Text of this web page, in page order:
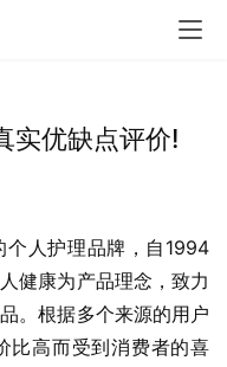
实优缺点评价!
人护理品牌，自1994
健康为产品理念，致力
。根据多个来源的用户
比高而受到消费者的喜